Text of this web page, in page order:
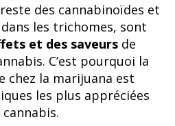
des cannabinoïdes et
les trichomes, sont
et des saveurs de
C’est pourquoi la
chez la marijuana est
les plus appréciées